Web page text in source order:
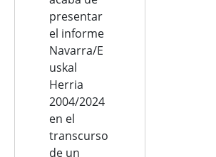
presentar
el informe
Navarra/E
uskal
Herria
2004/2024
en el
transcurso
de un